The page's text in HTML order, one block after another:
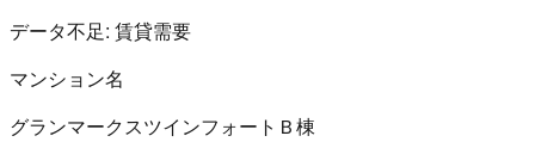
データ不足: 賃貸需要
マンション名
グランマークスツインフォートＢ棟